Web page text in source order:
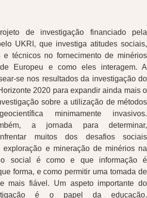
de investigação financiado pela
UKRI, que investiga atitudes sociais,
e técnicos no fornecimento de minérios
Europeu e como eles interagem. A
se nos resultados da investigação do
2020 para expandir ainda mais o
sobre a utilização de métodos
minimamente invasivos.
a jornada para determinar,
muitos dos desafios sociais
exploração e mineração de minérios na
social é como e que informação é
forma, e como permitir uma tomada de
mais fiável. Um aspeto importante do
é o papel da educação.